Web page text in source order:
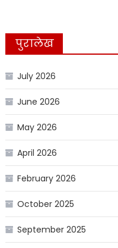
पुरालेख
July 2026
June 2026
May 2026
April 2026
February 2026
October 2025
September 2025